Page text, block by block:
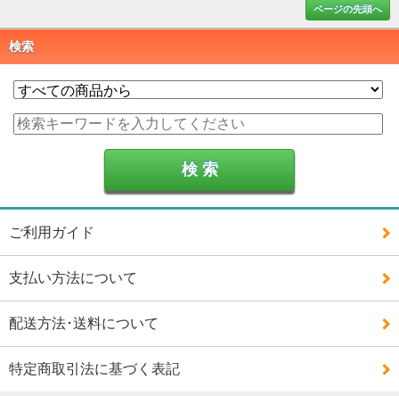
ページの先頭へ
検索
ご利用ガイド
支払い方法について
配送方法･送料について
特定商取引法に基づく表記